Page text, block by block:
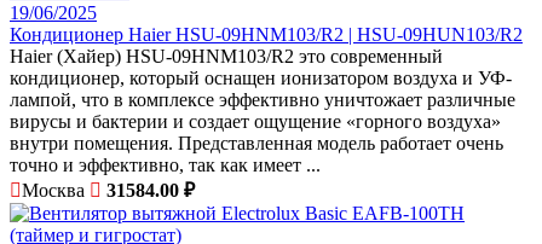
19/06/2025
Кондиционер Haier HSU-09HNM103/R2 | HSU-09HUN103/R2
Haier (Хайер) HSU-09HNM103/R2 это современный
кондиционер, который оснащен ионизатором воздуха и УФ-
лампой, что в комплексе эффективно уничтожает различные
вирусы и бактерии и создает ощущение «горного воздуха»
внутри помещения. Представленная модель работает очень
точно и эффективно, так как имеет ...
Москва
31584.00 ₽